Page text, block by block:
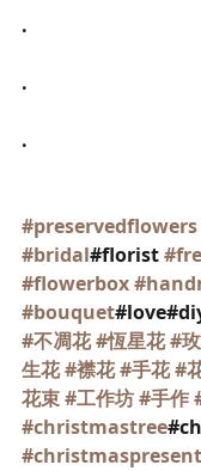
.
.
.
#preservedflowers
#bridal#florist
#flowerbox
#bouquet
#不凋花#恆星花#
生花#襟花#手花#
花束#工作坊#手作
#christmastree
#christmaspresent